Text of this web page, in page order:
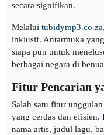
secara signifikan.
Melalui tubidymp3.co.za
inklusif. Antarmuka
siapa pun untuk
berbagai negara di
Fitur Pencarian
Salah satu fitur
yang cerdas dan efisien.
nama artis, judul lagu,